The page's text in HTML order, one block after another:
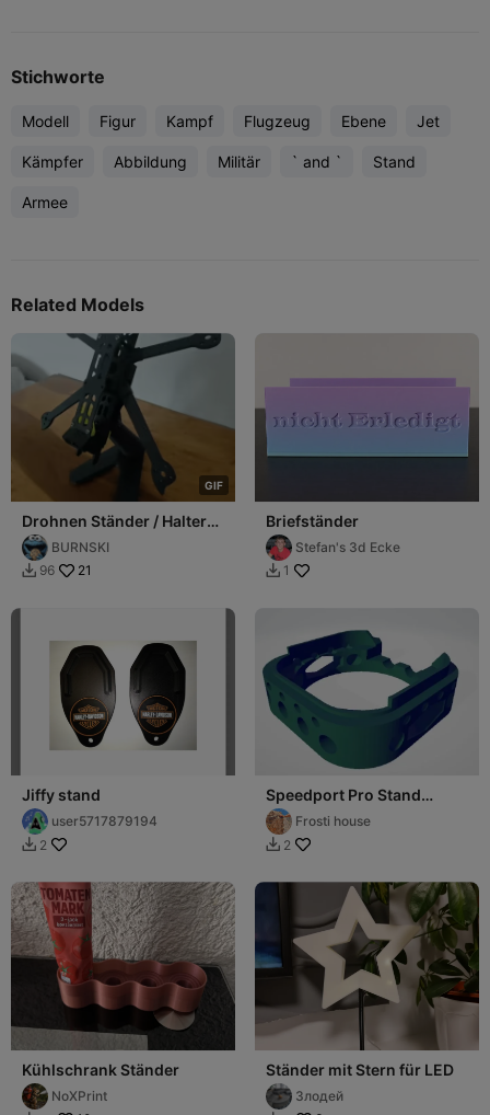
Stichworte
Modell Figur Kampf Flugzeug Ebene Jet
Kämpfer Abbildung Militär ` and ` Stand
Armee
Related Models
GIF
Drohnen Ständer / Halter
für die iFlight Nazgul 5 Zoll
DC BURNSKI
 96 21
Briefständer
Stefan's 3d Ecke
 1
Jiffy stand
user5717879194
 2
Speedport Pro Stand
Standfuß Lüftung
Frosti house
 2
Kühlschrank Ständer
NoXPrint
Ständer mit Stern für LED
Злодей